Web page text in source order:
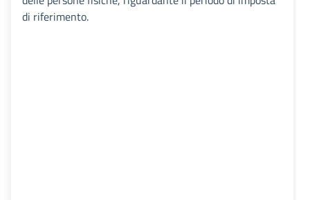
di riferimento.